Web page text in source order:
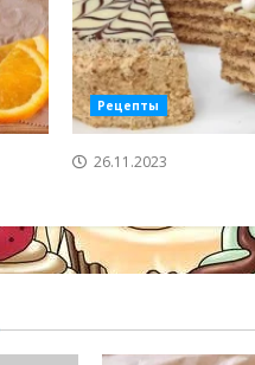
Рецепты
26.11.2023